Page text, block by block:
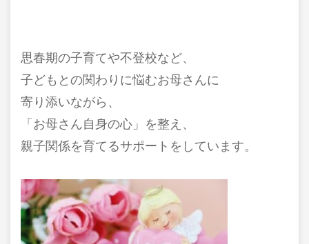
思春期の子育てや不登校など、
子どもとの関わりに悩むお母さんに
寄り添いながら、
「お母さん自身の心」を整え、
親子関係を育てるサポートをしています。